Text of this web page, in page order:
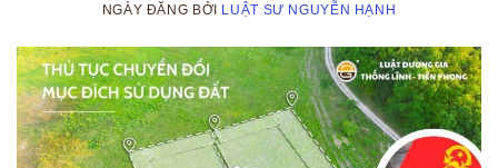
NGÀY ĐĂNG BỞI LUẬT SƯ NGUYỄN HẠNH